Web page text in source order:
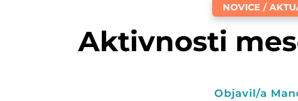
NOVICE /
Aktivnosti
Objavil/a